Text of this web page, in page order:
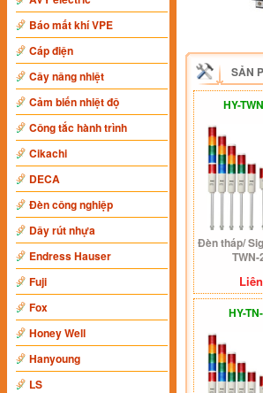
Báo mất khí VPE
Cáp điện
Cây nâng nhiệt
Cảm biến nhiệt độ
Công tắc hành trình
Cikachi
DECA
Đèn công nghiệp
Dây rút nhựa
Endress Hauser
Fuji
Fox
Honey Well
Hanyoung
LS
SẢN
HY-
Đèn tháp/
TWN-
HY-